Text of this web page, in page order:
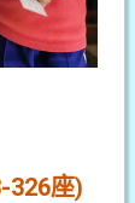
326座)